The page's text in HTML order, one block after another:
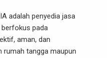
adalah penyedia jasa
pada
aman, dan
rumah tangga maupun